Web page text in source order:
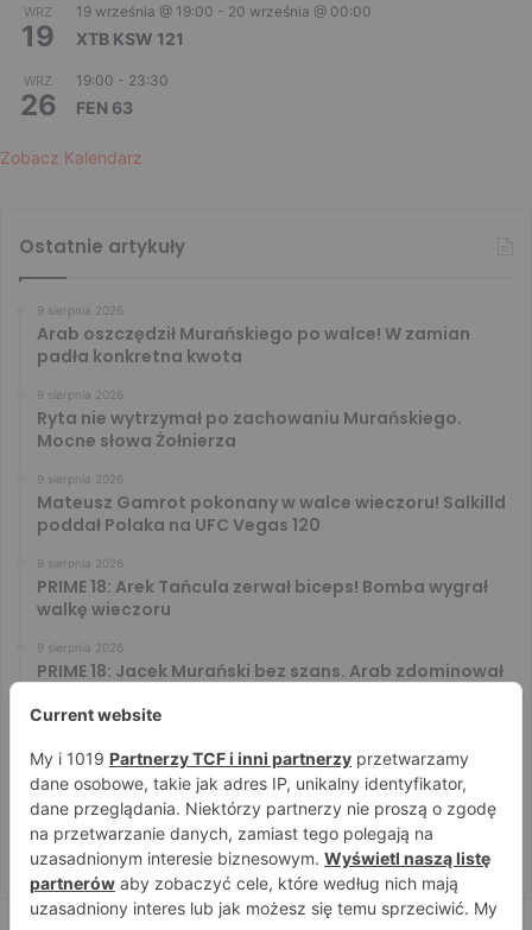
WRZ
19
19 września @ 19:00 - 20 września @ 00:00
XTB KSW 121
WRZ
26
19:00 - 23:30
FEN 63
Zobacz Kalendarz
Ostatnie artykuły
9 sierpnia 2026
Arab oszczędził Murańskiego po walce! W zamian
padła konkretna kwota
9 sierpnia 2026
Ryta nie wytrzymał po zachowaniu Murańskiego.
Mocne słowa Żołnierza
9 sierpnia 2026
Mateusz Gamrot pokonany w walce wieczoru! Salkilld
poddał Polaka na UFC Vegas 120
9 sierpnia 2026
PRIME 18: Arek Tańcula zerwał biceps! Bomba wygrał
walkę wieczoru
9 sierpnia 2026
PRIME 18: Jacek Murański bez szans. Arab zdominował
PRIME 18: Mariusz Wach rozbity przez 6. rywali. Gypsy
Team zwyciężył w 3. rundzie
8 sierpnia 2026
PRIME 18: Bagieta wrócił i wygrał. Wampirek przegrał w
2. rundzie